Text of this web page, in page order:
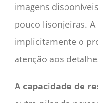
imagens
pouco lisonjeiras.
implicitamente o
atenção aos
A capacidade de